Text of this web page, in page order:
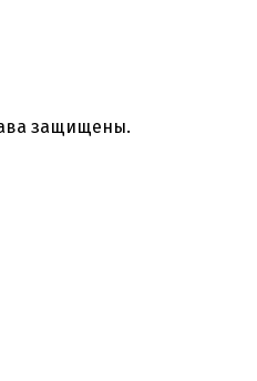
защищены.